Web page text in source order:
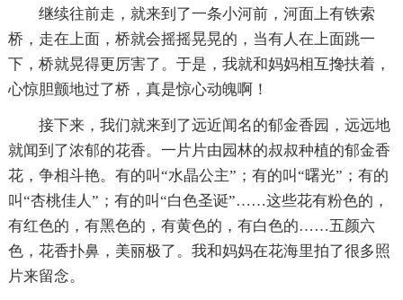
继续往前走，就来到了一条小河前，河面上有铁索
桥，走在上面，桥就会摇摇晃晃的，当有人在上面跳一
下，桥就晃得更厉害了。于是，我就和妈妈相互搀扶着，
心惊胆颤地过了桥，真是惊心动魄啊！
接下来，我们就来到了远近闻名的郁金香园，远远地
就闻到了浓郁的花香。一片片由园林的叔叔种植的郁金香
花，争相斗艳。有的叫“水晶公主”；有的叫“曙光”；有的
叫“杏桃佳人”；有的叫“白色圣诞”……这些花有粉色的，
有红色的，有黑色的，有黄色的，有白色的……五颜六
色，花香扑鼻，美丽极了。我和妈妈在花海里拍了很多照
片来留念。